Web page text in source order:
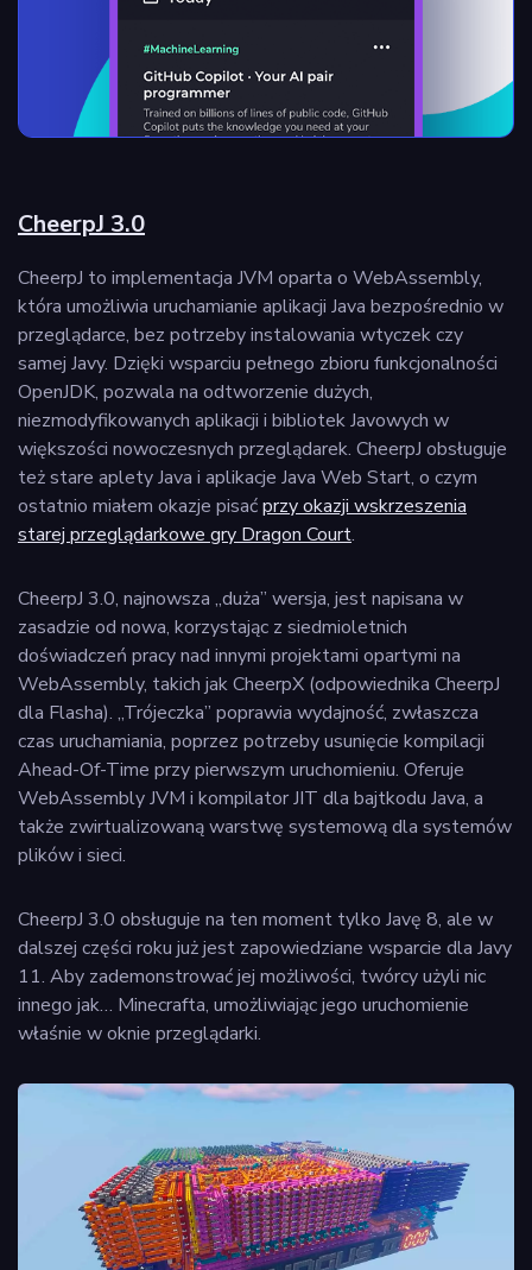
CheerpJ 3.0
CheerpJ to implementacja JVM oparta o WebAssembly,
która umożliwia uruchamianie aplikacji Java bezpośrednio w
przeglądarce, bez potrzeby instalowania wtyczek czy
samej Javy. Dzięki wsparciu pełnego zbioru funkcjonalności
OpenJDK, pozwala na odtworzenie dużych,
niezmodyfikowanych aplikacji i bibliotek Javowych w
większości nowoczesnych przeglądarek. CheerpJ obsługuje
też stare aplety Java i aplikacje Java Web Start, o czym
ostatnio miałem okazje pisaćprzy okazji wskrzeszenia
starej przeglądarkowe gry Dragon Court.
CheerpJ 3.0, najnowsza „duża” wersja, jest napisana w
zasadzie od nowa, korzystając z siedmioletnich
doświadczeń pracy nad innymi projektami opartymi na
WebAssembly, takich jak CheerpX (odpowiednika CheerpJ
dla Flasha). „Trójeczka” poprawia wydajność, zwłaszcza
czas uruchamiania, poprzez potrzeby usunięcie kompilacji
Ahead-Of-Time przy pierwszym uruchomieniu. Oferuje
WebAssembly JVM i kompilator JIT dla bajtkodu Java, a
także zwirtualizowaną warstwę systemową dla systemów
plików i sieci.
CheerpJ 3.0 obsługuje na ten moment tylko Javę 8, ale w
dalszej części roku już jest zapowiedziane wsparcie dla Javy
11. Aby zademonstrować jej możliwości, twórcy użyli nic
innego jak… Minecrafta, umożliwiając jego uruchomienie
właśnie w oknie przeglądarki.